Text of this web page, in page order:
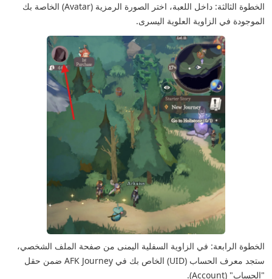
الخطوة الثالثة: داخل اللعبة، اختر الصورة الرمزية (Avatar) الخاصة بك
الموجودة في الزاوية العلوية اليسرى.
الخطوة الرابعة: في الزاوية السفلية اليمنى من صفحة الملف الشخصي،
ستجد معرف الحساب (UID) الخاص بك في AFK Journey ضمن حقل
"الحساب" (Account).